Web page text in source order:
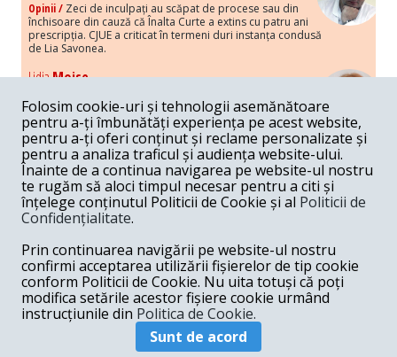
Opinii / Zeci de inculpați au scăpat de procese sau din
închisoare din cauză că Înalta Curte a extins cu patru ani
prescripția. CJUE a criticat în termeni duri instanța condusă
de Lia Savonea.
LidiaMoise
Costurile economice ale haosului politic
Opinii / Economia nu poate rezista cu retorica falsă a
susținerii intereselor poporului, care, de fapt, ascunde
obsesia menținerii privilegiilor și a averilor unor caste.
Melania Cincea
Noi puseuri de xenofobie din partea românilor
„neaoși”
Periodic, în spațiul public sunt voci care lansează
mesaje xenofobe la adresa câte unui politician care deranjează un
anumit grup politico-mediatic, într-un anumit moment.
ArmandGosu
Unirea cu Moldova: modele istorice
Unirea cu Moldova depinde de intensitatea
amenințării haosului și anarhiei de dincolo de Nistru.
Folosim cookie-uri și tehnologii asemănătoare
pentru a-ți îmbunătăți experiența pe acest website,
pentru a-ți oferi conținut și reclame personalizate și
pentru a analiza traficul și audiența website-ului.
Înainte de a continua navigarea pe website-ul nostru
te rugăm să aloci timpul necesar pentru a citi și
înțelege conținutul Politicii de Cookie și al Politicii de
Confidențialitate.
Prin continuarea navigării pe website-ul nostru
confirmi acceptarea utilizării fișierelor de tip cookie
conform Politicii de Cookie. Nu uita totuși că poți
modifica setările acestor fișiere cookie urmând
instrucțiunile din Politica de Cookie.
Sunt de acord